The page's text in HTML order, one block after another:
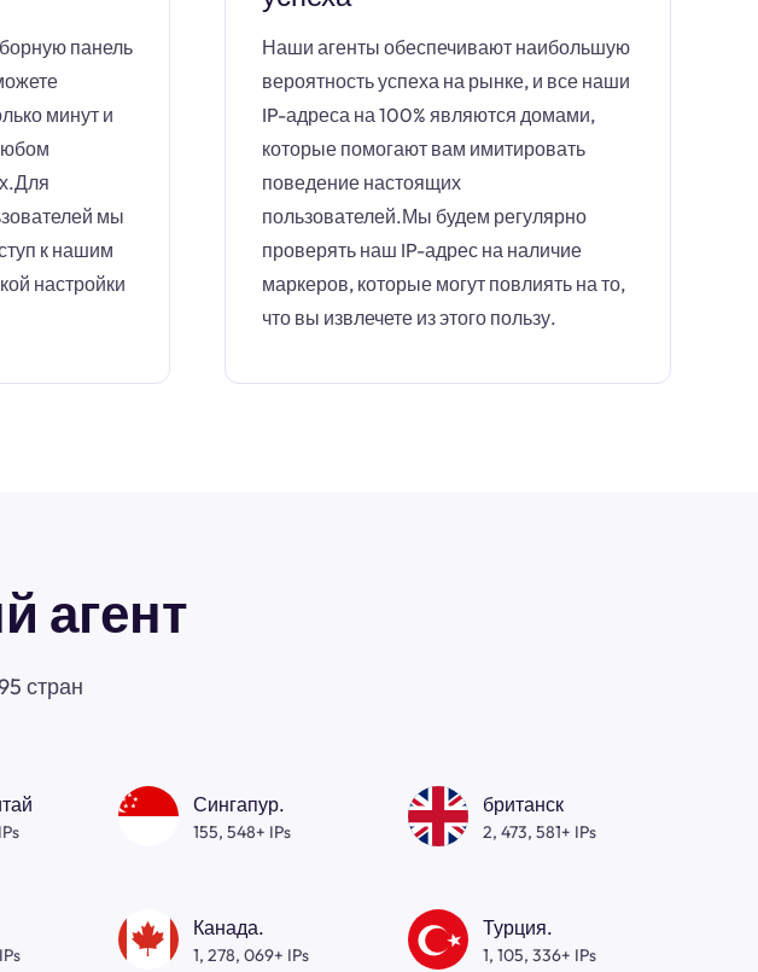
панель
минут и
мы
к нашим
настройки
Наши агенты обеспечивают наибольшую
вероятность успеха на рынке, и все наши
IP-адреса на 100% являются домами,
которые помогают вам имитировать
поведение настоящих
пользователей.Мы будем регулярно
проверять наш IP-адрес на наличие
маркеров, которые могут повлиять на то,
что вы извлечете из этого пользу.
агент
стран
Сингапур.
155, 548+ IPs
британск
2, 473, 581+ IPs
Канада.
1, 278, 069+ IPs
Турция.
1, 105, 336+ IPs